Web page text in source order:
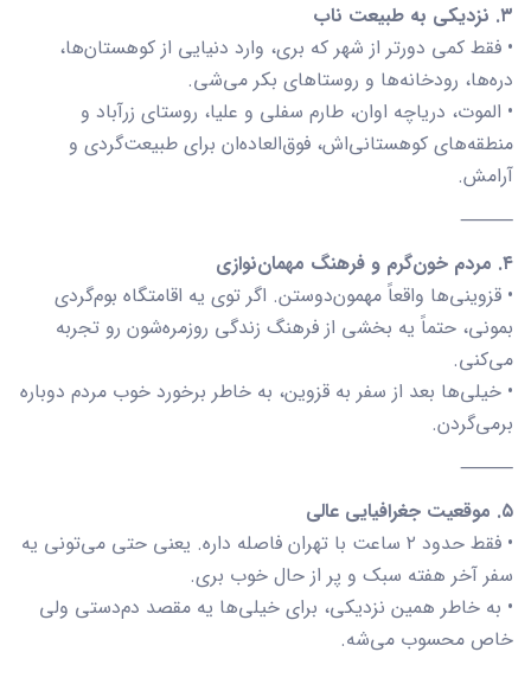
۳. نزدیکی به طبیعت ناب
• فقط کمی دورتر از شهر که بری، وارد دنیایی از کوهستان‌ها،
دره‌ها، رودخانه‌ها و روستاهای بکر می‌شی.
• الموت، دریاچه اوان، طارم سفلی و علیا، روستای زرآباد و
منطقه‌های کوهستانی‌اش، فوق‌العاده‌ان برای طبیعت‌گردی و
آرامش.
⸻
۴. مردم خون‌گرم و فرهنگ مهمان‌نوازی
• قزوینی‌ها واقعاً مهمون‌دوستن. اگر توی یه اقامتگاه بوم‌گردی
بمونی، حتماً یه بخشی از فرهنگ زندگی روزمره‌شون رو تجربه
می‌کنی.
• خیلی‌ها بعد از سفر به قزوین، به خاطر برخورد خوب مردم دوباره
برمی‌گردن.
⸻
۵. موقعیت جغرافیایی عالی
• فقط حدود ۲ ساعت با تهران فاصله داره. یعنی حتی می‌تونی یه
سفر آخر هفته سبک و پر از حال خوب بری.
• به خاطر همین نزدیکی، برای خیلی‌ها یه مقصد دم‌دستی ولی
خاص محسوب می‌شه.